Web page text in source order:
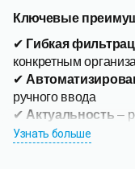
Ключевые
✔ Гибкая
конкретным
✔
ручного ввода
✔ Актуальность –
версии программ
Узнать больше